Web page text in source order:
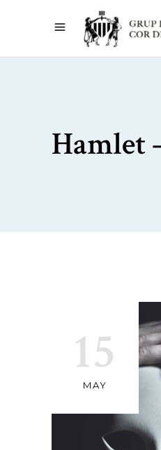
Hamlet
15
MAY